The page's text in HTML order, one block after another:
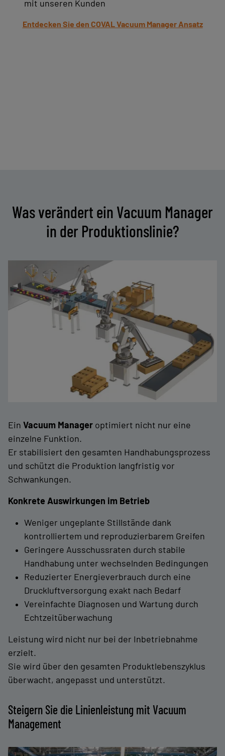
mit unseren Kunden
Entdecken Sie den COVAL Vacuum Manager Ansatz
Was verändert ein Vacuum Manager
in der Produktionslinie?
Ein Vacuum Manager optimiert nicht nur eine
einzelne Funktion.
Er stabilisiert den gesamten Handhabungsprozess
und schützt die Produktion langfristig vor
Schwankungen.
Konkrete Auswirkungen im Betrieb
Weniger ungeplante Stillstände dank
kontrolliertem und reproduzierbarem Greifen
Geringere Ausschussraten durch stabile
Handhabung unter wechselnden Bedingungen
Reduzierter Energieverbrauch durch eine
Druckluftversorgung exakt nach Bedarf
Vereinfachte Diagnosen und Wartung durch
Echtzeitüberwachung
Leistung wird nicht nur bei der Inbetriebnahme
erzielt.
Sie wird über den gesamten Produktlebenszyklus
überwacht, angepasst und unterstützt.
Steigern Sie die Linienleistung mit Vacuum
Management